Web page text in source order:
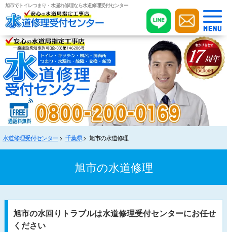
旭市でトイレつまり・水漏れ修理なら水道修理受付センター
水道修理受付センター 千葉県 旭市の水道修理
旭市の水道修理
旭市の水回りトラブルは水道修理受付センターにお任せ
ください